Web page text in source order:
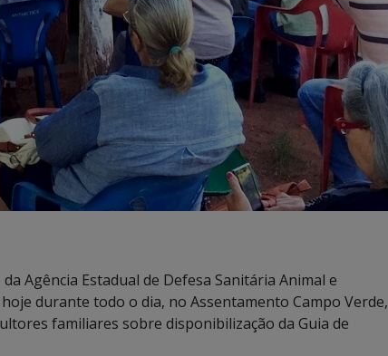
Agência Estadual de Defesa Sanitária Animal e
durante todo o dia, no Assentamento Campo Verde,
familiares sobre disponibilização da Guia de